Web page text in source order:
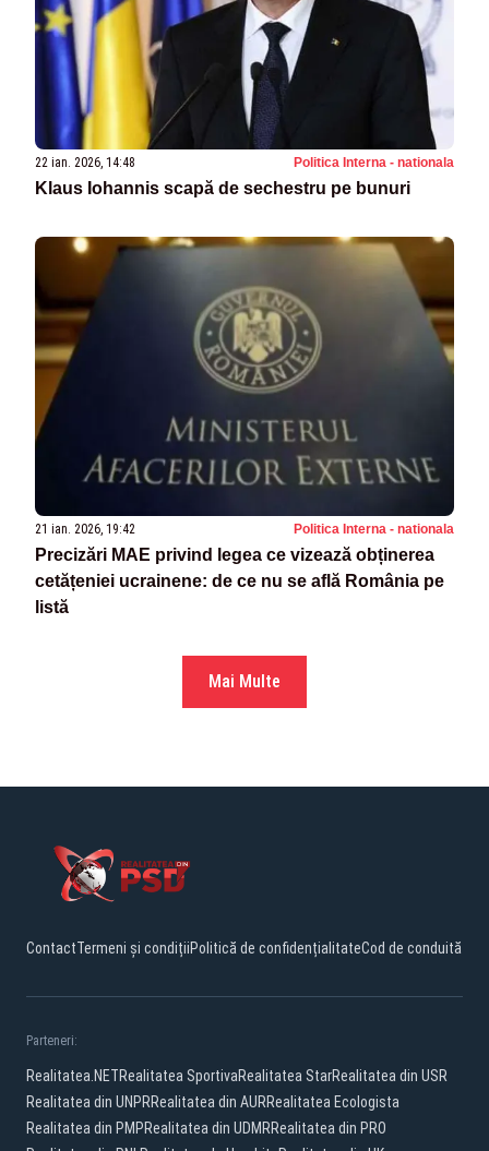
22 ian. 2026, 14:48 Politica Interna - nationala
Klaus Iohannis scapă de sechestru pe bunuri
21 ian. 2026, 19:42 Politica Interna - nationala
Precizări MAE privind legea ce vizează obținerea
cetățeniei ucrainene: de ce nu se află România pe
listă
Mai Multe
ContactTermeni și condițiiPolitică de confidențialitateCod de conduită
Parteneri:
Realitatea.NETRealitatea SportivaRealitatea StarRealitatea din USR
Realitatea din UNPRRealitatea din AURRealitatea Ecologista
Realitatea din PMPRealitatea din UDMRRealitatea din PRO